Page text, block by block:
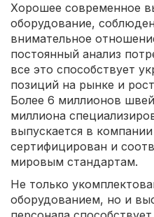
Хорошее современное
оборудование,
внимательное
постоянный анализ
все это способствует
позиций на рынке и
Более 6 миллионов
миллиона
выпускается в
сертифицирован и
мировым стандартам.
Не только
оборудованием, но и